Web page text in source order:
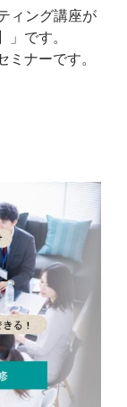
ィング講座が
」です。
ミナーです。